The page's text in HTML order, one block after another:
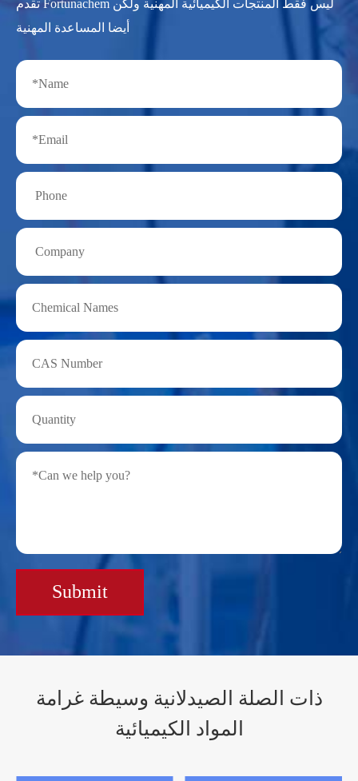
تقدم Fortunachem ليس فقط المنتجات الكيميائية المهنية ولكن
أيضا المساعدة المهنية
Submit
ذات الصلة الصيدلانية وسيطة غرامة
المواد الكيميائية